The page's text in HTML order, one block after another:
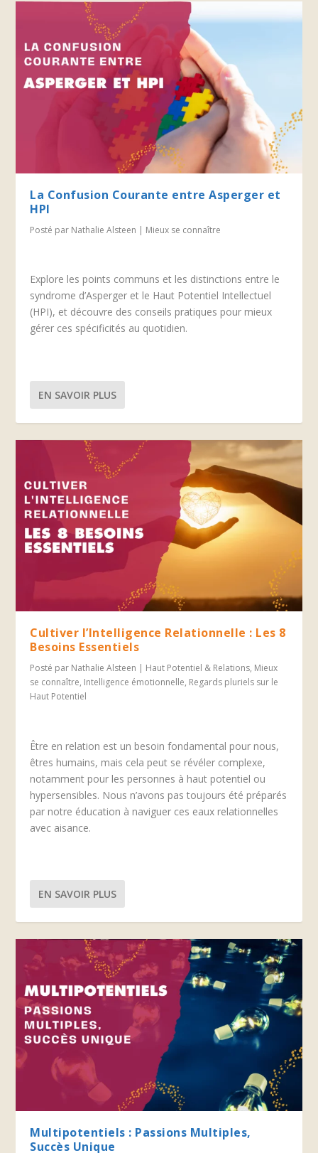
La Confusion Courante entre Asperger et
HPI
Posté par Nathalie Alsteen | Mieux se connaître
Explore les points communs et les distinctions entre le
syndrome d’Asperger et le Haut Potentiel Intellectuel
(HPI), et découvre des conseils pratiques pour mieux
gérer ces spécificités au quotidien.
EN SAVOIR PLUS
Cultiver l’Intelligence Relationnelle : Les 8
Besoins Essentiels
Posté par Nathalie Alsteen Haut Potentiel & Relations, Mieux
se connaître, Intelligence émotionnelle, Regards pluriels sur le
Haut Potentiel
Être en relation est un besoin fondamental pour nous,
êtres humains, mais cela peut se révéler complexe,
notamment pour les personnes à haut potentiel ou
hypersensibles. Nous n’avons pas toujours été préparés
par notre éducation à naviguer ces eaux relationnelles
avec aisance.
EN SAVOIR PLUS
Multipotentiels : Passions Multiples,
Succès Unique